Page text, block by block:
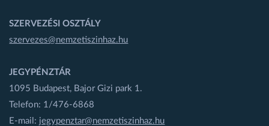
SZERVEZÉSI OSZTÁLY
szervezes@nemzetiszinhaz.hu
JEGYPÉNZTÁR
1095 Budapest, Bajor Gizi park 1.
Telefon: 1/476-6868
E-mail: jegypenztar@nemzetiszinhaz.hu